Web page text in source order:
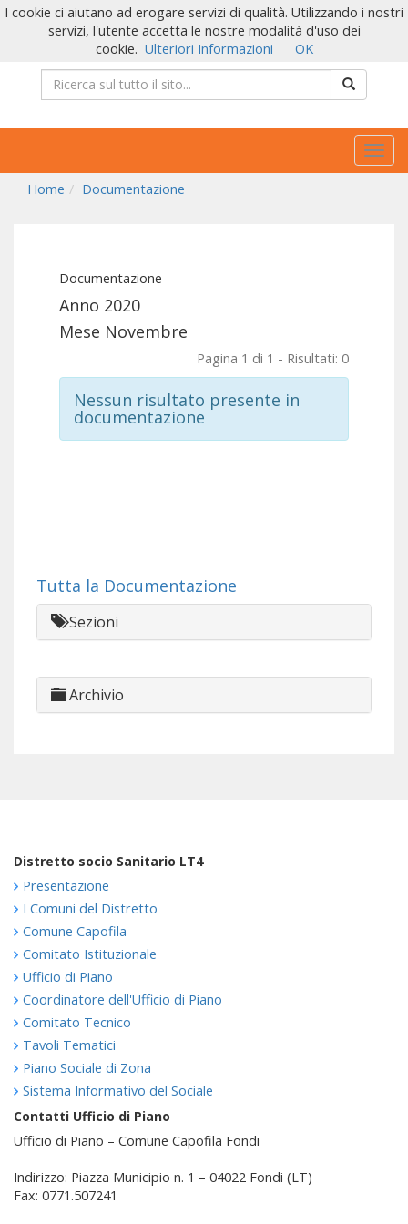
Home
Documentazione
Documentazione
Anno 2020
Mese Novembre
Pagina 1 di 1 - Risultati: 0
Nessun risultato presente in
documentazione
Tutta la Documentazione
Sezioni
Archivio
Distretto socio Sanitario LT4
Presentazione
I Comuni del Distretto
Comune Capofila
Comitato Istituzionale
Ufficio di Piano
Coordinatore dell'Ufficio di Piano
Comitato Tecnico
Tavoli Tematici
Piano Sociale di Zona
Sistema Informativo del Sociale
Contatti Ufficio di Piano
Ufficio di Piano – Comune Capofila Fondi
Indirizzo: Piazza Municipio n. 1 – 04022 Fondi (LT)
Fax: 0771.507241
I cookie ci aiutano ad erogare servizi di qualità. Utilizzando i nostri
servizi, l'utente accetta le nostre modalità d'uso dei
cookie. Ulteriori Informazioni OK